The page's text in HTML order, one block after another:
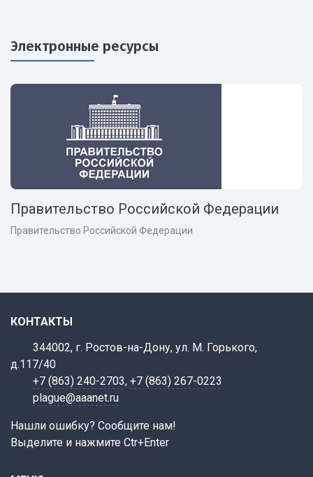
Электронные ресурсы
Правительство Российской Федерации
Правительство Российской Федерации
КОНТАКТЫ
344002, г. Ростов-на-Дону, ул. М. Горького,
д.117/40
+7 (863) 240-2703, +7 (863) 267-0223
plague@aaanet.ru
Нашли ошибку? Сообщите нам!
Выделите и нажмите Ctr+Enter